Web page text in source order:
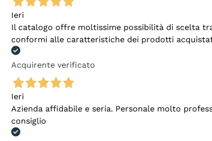
Ieri
Il catalogo offre moltissime possibilità di scelta
conformi alle caratteristiche dei prodotti
Acquirente verificato
Ieri
Azienda affidabile e seria. Personale molto
consiglio